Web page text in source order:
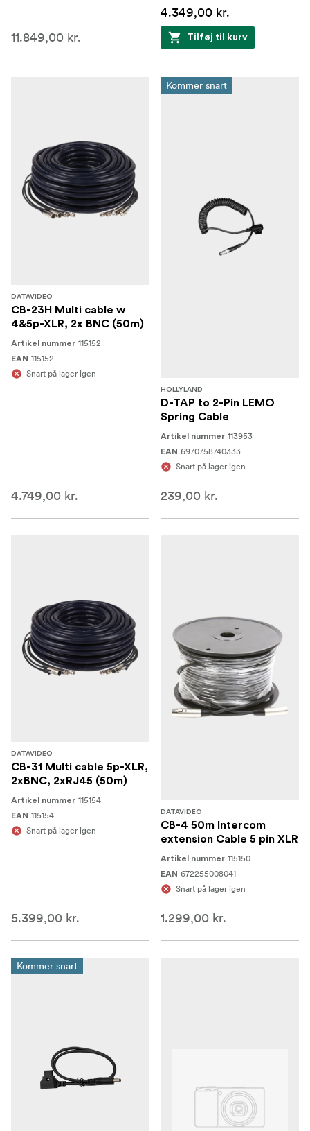
11.849,00 kr.
4.349,00 kr.
Tilføj til kurv
DATAVIDEO
CB-23H Multi cable w
4&5p-XLR, 2x BNC (50m)
Artikel nummer 115152
EAN 115152
Snart på lager igen
4.749,00 kr.
Kommer snart
HOLLYLAND
D-TAP to 2-Pin LEMO
Spring Cable
Artikel nummer 113953
EAN 6970758740333
Snart på lager igen
239,00 kr.
DATAVIDEO
CB-31 Multi cable 5p-XLR,
2xBNC, 2xRJ45 (50m)
Artikel nummer 115154
EAN 115154
Snart på lager igen
5.399,00 kr.
DATAVIDEO
CB-4 50m Intercom
extension Cable 5 pin XLR
Artikel nummer 115150
EAN 672255008041
Snart på lager igen
1.299,00 kr.
Kommer snart